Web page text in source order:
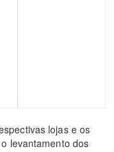
lojas e os
levantamento dos